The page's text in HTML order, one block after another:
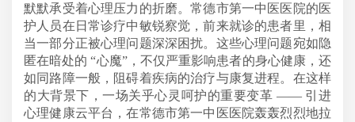
默默承受着心理压力的折磨。常德市第一中医医院的医
护人员在日常诊疗中敏锐察觉，前来就诊的患者里，相
当一部分正被心理问题深深困扰。这些心理问题宛如隐
匿在暗处的 “心魔”，不仅严重影响患者的身心健康，还
如同路障一般，阻碍着疾病的治疗与康复进程。在这样
的大背景下，一场关乎心灵呵护的重要变革 —— 引进
心理健康云平台，在常德市第一中医医院轰轰烈烈地拉